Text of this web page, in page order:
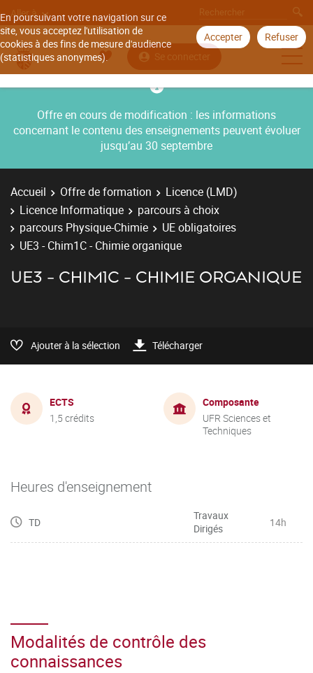
En poursuivant votre navigation sur ce
site, vous acceptez l'utilisation de
cookies à des fins de mesure d'audience
(statistiques anonymes).
Accepter Refuser
Aller à
Se connecter
Offre en cours de modification : les informations
concernant le contenu des enseignements peuvent évoluer
jusqu’au 30 septembre
Accueil Offre de formation
Licence (LMD)
Licence Informatique
parcours à choix
parcours Physique-Chimie
UE obligatoires
UE3 - Chim1C - Chimie organique
UE3 - CHIM1C - CHIMIE ORGANIQUE
Ajouter à la sélection Télécharger
ECTS
1,5 crédits
Composante
UFR Sciences et
Techniques
Heures d'enseignement
TD
Travaux
Dirigés
14h
Modalités de contrôle des
connaissances